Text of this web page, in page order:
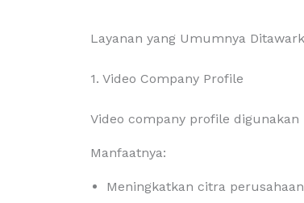
Layanan yang Umumnya
1. Video Company Profile
Video company profile
Manfaatnya:
Meningkatkan citra perusahaan